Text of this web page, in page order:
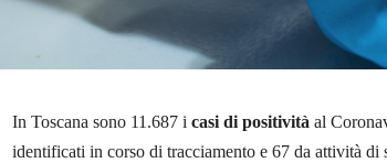
In Toscana sono 11.687 i casi di positività al
identificati in corso di tracciamento e 67 da attività